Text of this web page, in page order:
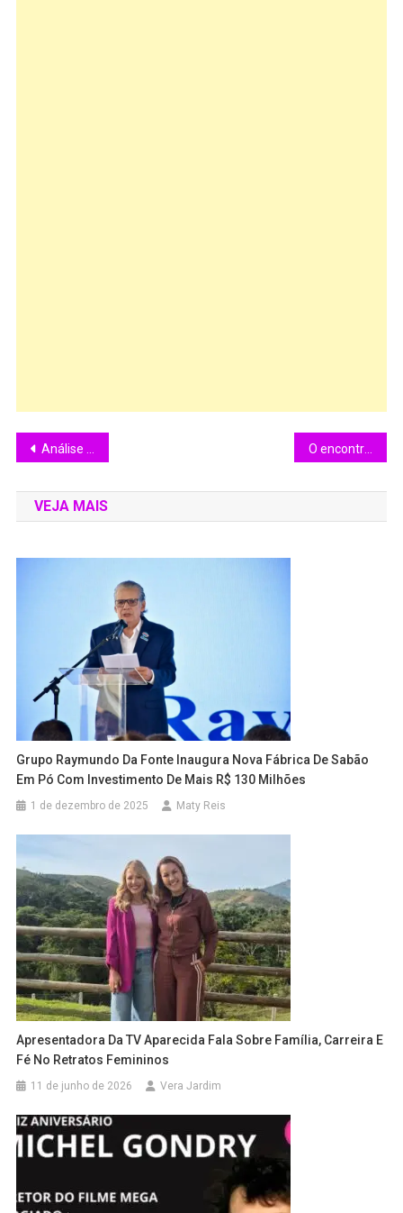
Análise do filme: Metrópolis. (1927)
VEJA MAIS
Grupo Raymundo Da Fonte Inaugura Nova Fábrica De Sabão
Em Pó Com Investimento De Mais R$ 130 Milhões
1 de dezembro de 2025 Maty Reis
Apresentadora Da TV Aparecida Fala Sobre Família, Carreira E
Fé No Retratos Femininos
11 de junho de 2026 Vera Jardim